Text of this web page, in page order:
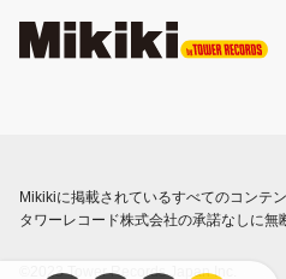
Mikikiに掲載されているすべてのコンテ
タワーレコード株式会社の承諾なしに無
©2023 Tower Records Japan Inc.